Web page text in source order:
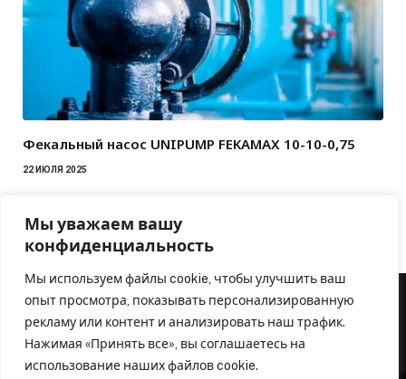
Мы уважаем вашу
конфиденциальность
Мы используем файлы cookie, чтобы улучшить ваш
опыт просмотра, показывать персонализированную
рекламу или контент и анализировать наш трафик.
Нажимая «Принять все», вы соглашаетесь на
использование наших файлов cookie.
Фекальный насос UNIPUMP FEKAMAX 10-10-0,75
22 ИЮЛЯ 2025